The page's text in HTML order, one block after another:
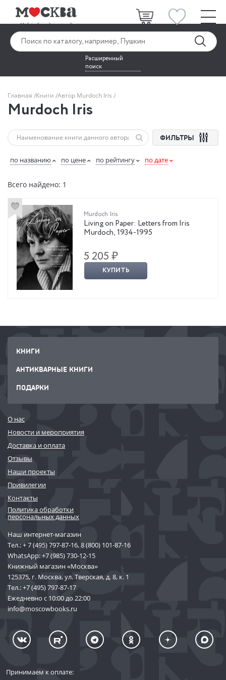
Расширенный
поиск
Главная Книги Автор Murdoch Iris
Murdoch Iris
ФИЛЬТРЫ
по названию по цене по рейтингу по дате
Всего найдено: 1
Murdoch Iris
Living on Paper: Letters from Iris
Murdoch, 1934-1995
5 205 ₽
КУПИТЬ
КНИГИ
АНТИКВАРНЫЕ КНИГИ
ПОДАРКИ
О нас
Новости и мероприятия
Доставка и оплата
Отзывы
Наши проекты
Привилегии
Контакты
Политика обработки
персональных данных
Наш интернет-магазин
Тел.:+ 7 (495) 797-87-16,8 (800) 101-87-16
WhatsApp:+7 (985) 730-12-15
Книжный магазин «Москва»
125375, г. Москва, ул. Тверская, д. 8, к. 1
Тел.:+7 (495) 797-87-17
Ежедневно с 10:00 до 22:00
info@moscowbooks.ru
Принимаем к оплате: